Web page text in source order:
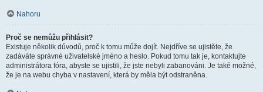
Nahoru
Proč se nemůžu přihlásit?
Existuje několik důvodů, proč k tomu může dojít. Nejdříve se ujistěte, že
zadáváte správné uživatelské jméno a heslo. Pokud tomu tak je, kontaktujte
administrátora fóra, abyste se ujistili, že jste nebyli zabanováni. Je také možné,
že je na webu chyba v nastavení, která by měla být odstraněna.